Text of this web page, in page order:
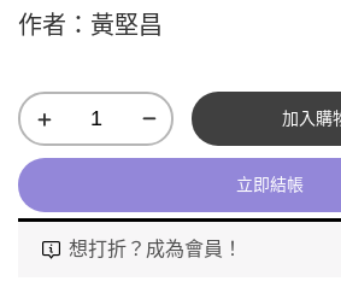
作者：黃堅昌
加入購
立即結帳
想打折？成為會員！